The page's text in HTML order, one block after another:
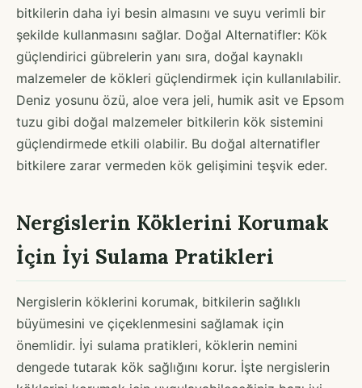
bitkilerin daha iyi besin almasını ve suyu verimli bir
şekilde kullanmasını sağlar. Doğal Alternatifler: Kök
güçlendirici gübrelerin yanı sıra, doğal kaynaklı
malzemeler de kökleri güçlendirmek için kullanılabilir.
Deniz yosunu özü, aloe vera jeli, humik asit ve Epsom
tuzu gibi doğal malzemeler bitkilerin kök sistemini
güçlendirmede etkili olabilir. Bu doğal alternatifler
bitkilere zarar vermeden kök gelişimini teşvik eder.
Nergislerin Köklerini Korumak
İçin İyi Sulama Pratikleri
Nergislerin köklerini korumak, bitkilerin sağlıklı
büyümesini ve çiçeklenmesini sağlamak için
önemlidir. İyi sulama pratikleri, köklerin nemini
dengede tutarak kök sağlığını korur. İşte nergislerin